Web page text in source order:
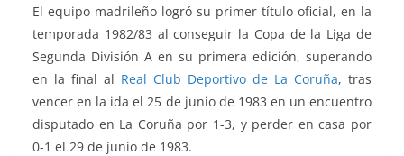
El equipo madrileño logró su primer título oficial, en la
temporada 1982/83 al conseguir la Copa de la Liga de
Segunda División A en su primera edición, superando
en la final al Real Club Deportivo de La Coruña, tras
vencer en la ida el 25 de junio de 1983 en un encuentro
disputado en La Coruña por 1-3, y perder en casa por
0-1 el 29 de junio de 1983.